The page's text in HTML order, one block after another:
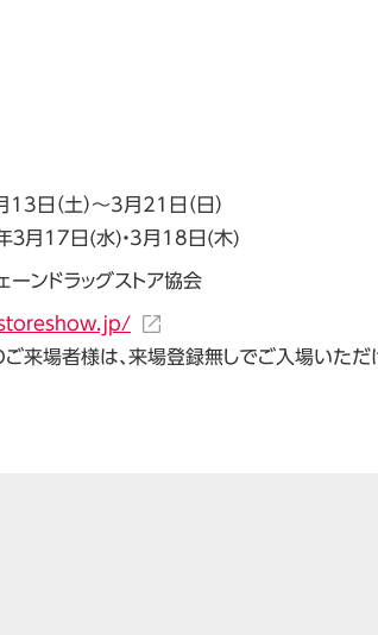
日（土）～3月21日（日）
３月17日(水)・3月18日(木)
ンドラッグストア協会
来場者様は、来場登録無しでご入場いただ